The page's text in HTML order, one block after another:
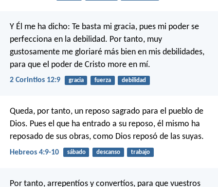
Y Él me ha dicho: Te basta mi gracia, pues mi poder se
perfecciona en la debilidad. Por tanto, muy
gustosamente me gloriaré más bien en mis debilidades,
para que el poder de Cristo more en mí.
2 Corintios 12:9 gracia fuerza debilidad
Queda, por tanto, un reposo sagrado para el pueblo de
Dios. Pues el que ha entrado a su reposo, él mismo ha
reposado de sus obras, como Dios reposó de las suyas.
Hebreos 4:9-10 sábado descanso trabajo
Por tanto, arrepentíos y convertíos, para que vuestros